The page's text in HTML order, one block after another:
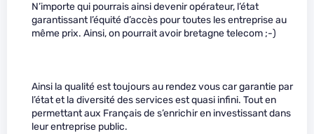
N’importe qui pourrais ainsi devenir opérateur, l’état
garantissant l’équité d’accès pour toutes les entreprise au
même prix. Ainsi, on pourrait avoir bretagne telecom ;-)
Ainsi la qualité est toujours au rendez vous car garantie par
l’état et la diversité des services est quasi infini. Tout en
permettant aux Français de s’enrichir en investissant dans
leur entreprise public.